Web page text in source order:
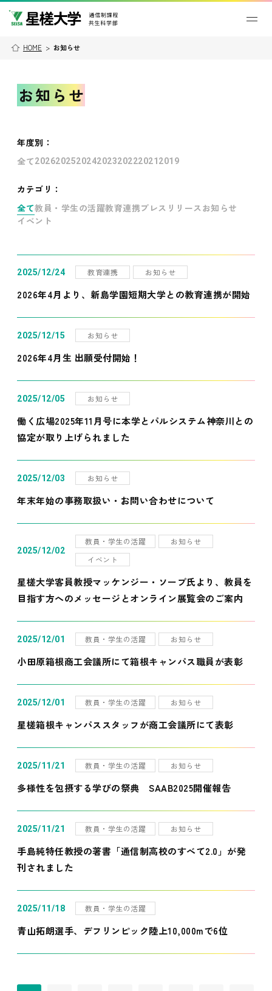
HOME > お知らせ
お知らせ
年度別 ：
全て202620252024202320222021 2019
カテゴリ：
全て教員・学生の活躍教育連携プレスリリース お知らせ
イベント
2025/12/24 教育連携 お知らせ
2026年4月より、新島学園短期大学との教育連携が開始
2025/12/15 お知らせ
2026年4月生 出願受付開始！
2025/12/05 お知らせ
働く広場2025年11月号に本学とパルシステム神奈川との
協定が取り上げられました
2025/12/03 お知らせ
年末年始の事務取扱い・お問い合わせについて
2025/12/02
教員・学生の活躍
お知らせ
イベント
星槎大学客員教授マッケンジー・ソープ氏より、教員を
目指す方へのメッセージとオンライン展覧会のご案内
2025/12/01 教員・学生の活躍 お知らせ
小田原箱根商工会議所にて箱根キャンパス職員が表彰
2025/12/01 教員・学生の活躍 お知らせ
星槎箱根キャンパススタッフが商工会議所にて表彰
2025/11/21 教員・学生の活躍 お知らせ
多様性を包摂する学びの祭典 SAAB2025開催報告
2025/11/21 教員・学生の活躍 お知らせ
手島純特任教授の著書「通信制高校のすべて2.0」が発
刊されました
2025/11/18 教員・学生の活躍
青山拓朗選手、デフリンピック陸上10,000mで6位